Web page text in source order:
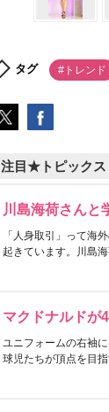
タグ #トレンド
注目★トピックス
川島海荷さんと
「人身取引」って海
起きています。川島
マクドナルドが
ユニフォームの右袖
球児たちが頂点を目